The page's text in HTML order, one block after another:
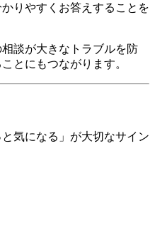
りやすくお答えすることを
談が大きなトラブルを防
とにもつながります。
気になる」が大切なサイン